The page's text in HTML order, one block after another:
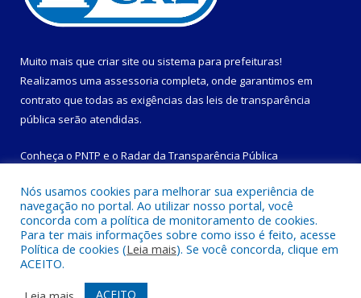
Muito mais que criar site ou sistema para prefeituras!
Realizamos uma assessoria completa, onde garantimos em
contrato que todas as exigências das leis de transparência
pública serão atendidas.
Conheça o PNTP e o Radar da Transparência Pública
Todos os direitos reservados a Prefeitura Municipal de
Magalhães Barata.
Mapa do Site Acessar Área Administrativa
Nós usamos cookies para melhorar sua experiência de
navegação no portal. Ao utilizar nosso portal, você
concorda com a política de monitoramento de cookies.
Para ter mais informações sobre como isso é feito, acesse
Política de cookies (Leia mais). Se você concorda, clique em
ACEITO.
ACEITO